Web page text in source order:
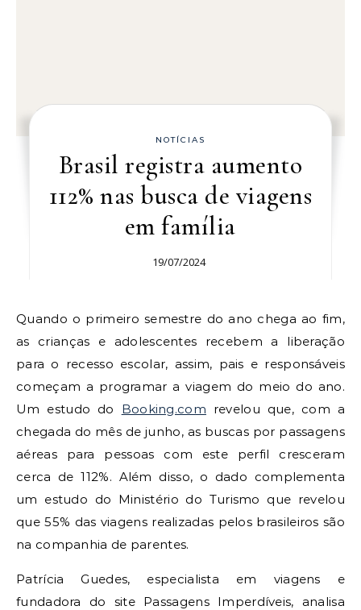
NOTÍCIAS
Brasil registra aumento
112% nas busca de viagens
em família
19/07/2024
Quando o primeiro semestre do ano chega ao fim,
as crianças e adolescentes recebem a liberação
para o recesso escolar, assim, pais e responsáveis
começam a programar a viagem do meio do ano.
Um estudo do Booking.com revelou que, com a
chegada do mês de junho, as buscas por passagens
aéreas para pessoas com este perfil cresceram
cerca de 112%. Além disso, o dado complementa
um estudo do Ministério do Turismo que revelou
que 55% das viagens realizadas pelos brasileiros são
na companhia de parentes.
Patrícia Guedes, especialista em viagens e
fundadora do site Passagens Imperdíveis, analisa